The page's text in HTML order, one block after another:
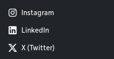
Instagram
LinkedIn
X (Twitter)